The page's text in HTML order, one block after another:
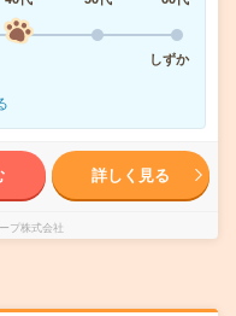
しずか
詳しく見る
プ株式会社